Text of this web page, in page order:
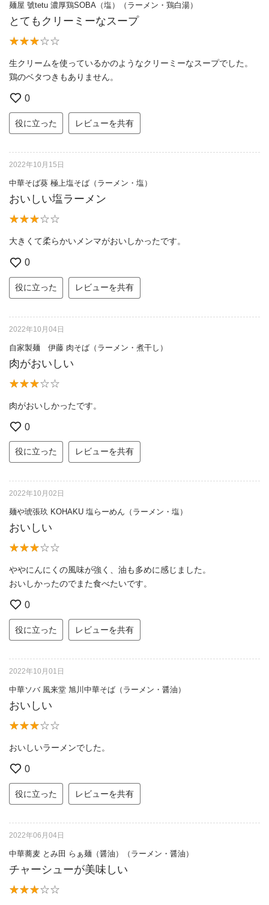
麺屋 號tetu 濃厚鶏SOBA（塩）（ラーメン・鶏白湯）
とてもクリーミーなスープ
生クリームを使っているかのようなクリーミーなスープでした。
鶏のベタつきもありません。
0
役に立った レビューを共有
2022年10月15日
中華そば葵 極上塩そば（ラーメン・塩）
おいしい塩ラーメン
大きくて柔らかいメンマがおいしかったです。
0
役に立った レビューを共有
2022年10月04日
自家製麺 伊藤 肉そば（ラーメン・煮干し）
肉がおいしい
肉がおいしかったです。
0
役に立った レビューを共有
2022年10月02日
麺や琥張玖 KOHAKU 塩らーめん（ラーメン・塩）
おいしい
ややにんにくの風味が強く、油も多めに感じました。
おいしかったのでまた食べたいです。
0
役に立った レビューを共有
2022年10月01日
中華ソバ 風来堂 旭川中華そば（ラーメン・醤油）
おいしい
おいしいラーメンでした。
0
役に立った レビューを共有
2022年06月04日
中華蕎麦 とみ田 らぁ麺（醤油）（ラーメン・醤油）
チャーシューが美味しい